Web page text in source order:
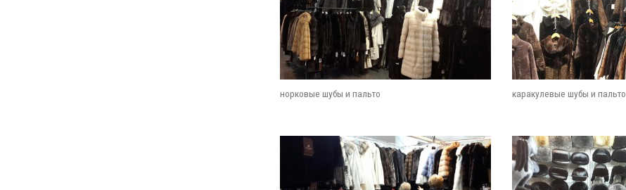
норковые шубы и пальто каракулевые шубы и пальто